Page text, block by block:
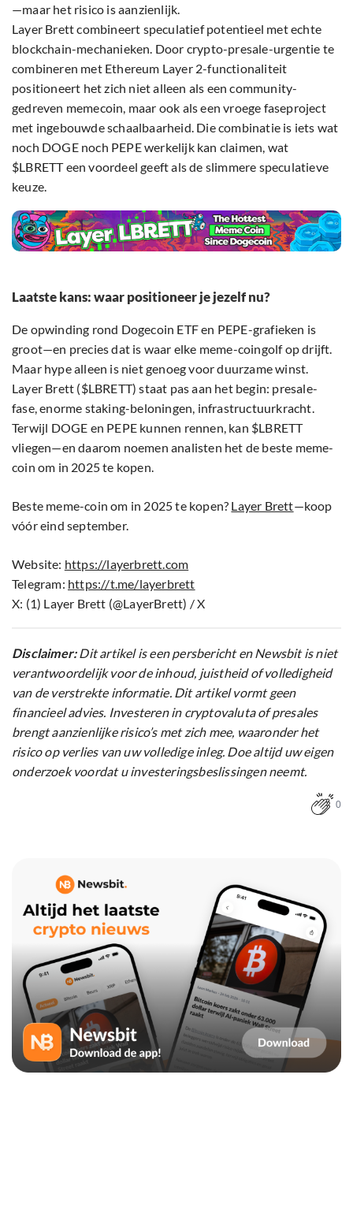
—maar het risico is aanzienlijk.
Layer Brett combineert speculatief potentieel met echte
blockchain-mechanieken. Door crypto-presale-urgentie te
combineren met Ethereum Layer 2-functionaliteit
positioneert het zich niet alleen als een community-
gedreven memecoin, maar ook als een vroege faseproject
met ingebouwde schaalbaarheid. Die combinatie is iets wat
noch DOGE noch PEPE werkelijk kan claimen, wat
$LBRETT een voordeel geeft als de slimmere speculatieve
keuze.
Laatste kans: waar positioneer je jezelf nu?
De opwinding rond Dogecoin ETF en PEPE-grafieken is
groot—en precies dat is waar elke meme-coingolf op drijft.
Maar hype alleen is niet genoeg voor duurzame winst.
Layer Brett ($LBRETT) staat pas aan het begin: presale-
fase, enorme staking-beloningen, infrastructuurkracht.
Terwijl DOGE en PEPE kunnen rennen, kan $LBRETT
vliegen—en daarom noemen analisten het de beste meme-
coin om in 2025 te kopen.
Beste meme-coin om in 2025 te kopen? Layer Brett—koop
vóór eind september.
Website: https://layerbrett.com
Telegram: https://t.me/layerbrett
X: (1) Layer Brett (@LayerBrett) / X
Disclaimer:Dit artikel is een persbericht en Newsbit is niet
verantwoordelijk voor de inhoud, juistheid of volledigheid
van de verstrekte informatie. Dit artikel vormt geen
financieel advies. Investeren in cryptovaluta of presales
brengt aanzienlijke risico’s met zich mee, waaronder het
risico op verlies van uw volledige inleg. Doe altijd uw eigen
onderzoek voordat u investeringsbeslissingen neemt.
0